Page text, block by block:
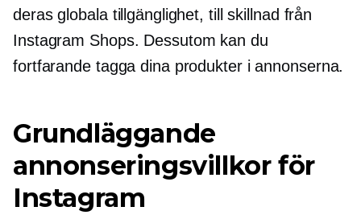
deras globala tillgänglighet, till skillnad från
Instagram Shops. Dessutom kan du
fortfarande tagga dina produkter i annonserna.
Grundläggande
annonseringsvillkor för
Instagram